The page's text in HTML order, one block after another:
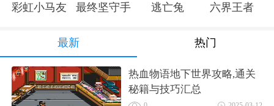
彩虹小马友谊的魔法
最终坚守手游 逃亡兔 六界王者
最新 热门
热血物语地下世界攻略,通关
秘籍与技巧汇总